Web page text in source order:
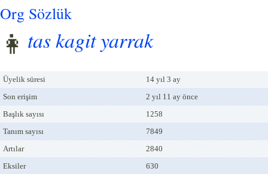
Org Sözlük
tas kagit yarrak
Üyelik süresi
14 yıl 3 ay
Son erişim
2 yıl 11 ay önce
Başlık sayısı
1258
Tanım sayısı
7849
Artılar
2840
Eksiler
630